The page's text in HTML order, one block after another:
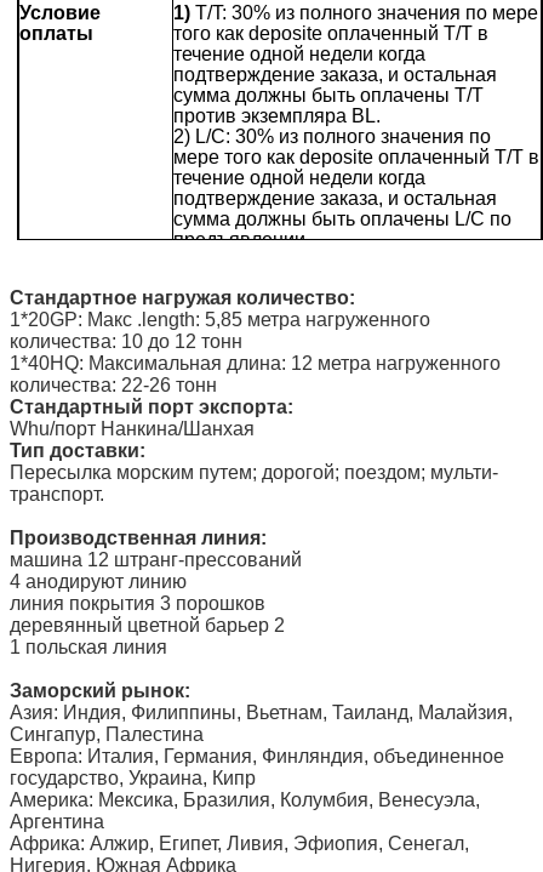
Условие
оплаты
1)T/T: 30% из полного значения по мере
того как deposite оплаченный T/T в
течение одной недели когда
подтверждение заказа, и остальная
сумма должны быть оплачены T/T
против экземпляра BL.
2) L/C: 30% из полного значения по
мере того как deposite оплаченный T/T в
течение одной недели когда
подтверждение заказа, и остальная
сумма должны быть оплачены L/C по
предъявлении.
Стандартное нагружая количество:
1*20GP: Макс .length: 5,85 метра нагруженного
количества: 10 до 12 тонн
1*40HQ: Максимальная длина: 12 метра нагруженного
количества: 22-26 тонн
Стандартный порт экспорта:
Whu/порт Нанкина/Шанхая
Тип доставки:
Пересылка морским путем; дорогой; поездом; мульти-
транспорт.
Производственная линия:
машина 12 штранг-прессований
4 анодируют линию
линия покрытия 3 порошков
деревянный цветной барьер 2
1 польская линия
Заморский рынок:
Азия: Индия, Филиппины, Вьетнам, Таиланд, Малайзия,
Сингапур, Палестина
Европа: Италия, Германия, Финляндия, объединенное
государство, Украина, Кипр
Америка: Мексика, Бразилия, Колумбия, Венесуэла,
Аргентина
Африка: Алжир, Египет, Ливия, Эфиопия, Сенегал,
Нигерия, Южная Африка